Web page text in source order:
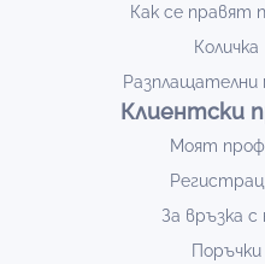
Как се правят
Количка
Клиентски
Моят
За връзка с
Поръчки